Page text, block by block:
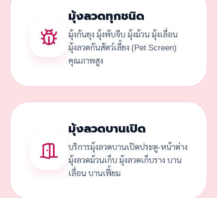
มุ้งลวดทุกชนิด
มุ้งกันยุง มุ้งพับจีบ มุ้งม้วน มุ้งเลื่อน
มุ้งลวดกันสัตว์เลี้ยง (Pet Screen)
คุณภาพสูง
มุ้งลวดบานเปิด
บริการมุ้งลวดบานเปิดประตู-หน้าต่าง
มุ้งลวดม้วนเก็บ มุ้งลวดเก็บราง บาน
เลื่อน บานเฟี้ยม